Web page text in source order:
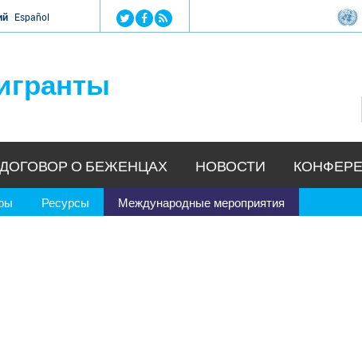
Jump to navigation
Español
Ресурсы Международные мероприятия
ДОГОВОР О БЕЖЕНЦАХ НОВОСТИ